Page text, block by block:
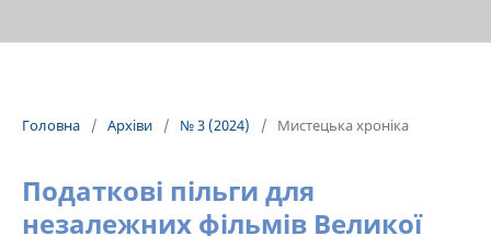
Головна / Архіви / № 3 (2024) / Мистецька хроніка
Податкові пільги для
незалежних фільмів Великої